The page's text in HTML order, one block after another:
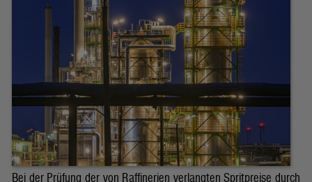
Bei der Prüfung der von Raffinerien verlangten Spritpreise durch